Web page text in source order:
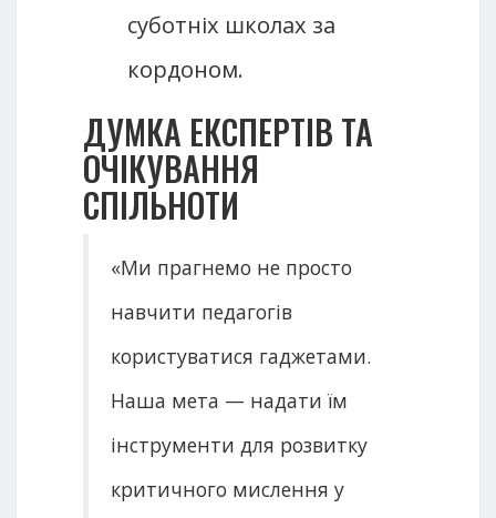
суботніх школах за
кордоном.
ДУМКА ЕКСПЕРТІВ ТА
ОЧІКУВАННЯ
СПІЛЬНОТИ
«Ми прагнемо не просто
навчити педагогів
користуватися гаджетами.
Наша мета — надати їм
інструменти для розвитку
критичного мислення у